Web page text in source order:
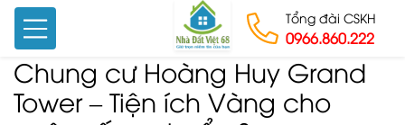
Skip to content
Tổng đài CSKH
0966.860.222
Chung cư Hoàng Huy Grand
Tower – Tiện ích Vàng cho